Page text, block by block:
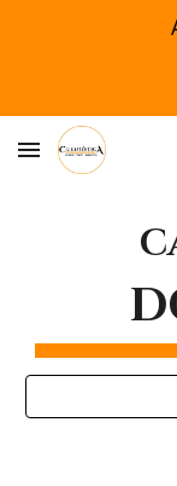
Skip to main